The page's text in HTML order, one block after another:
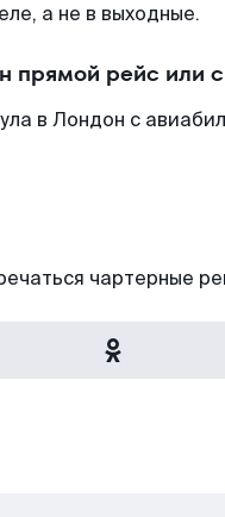
а не в выходные.
прямой рейс или
в Лондон с
чартерные